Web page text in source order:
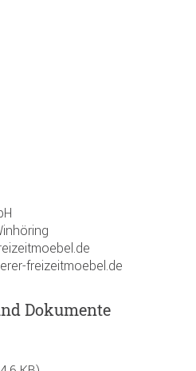
freizeitmoebel.de
Dokumente